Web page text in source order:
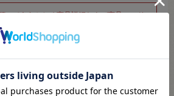
にてあらかじめ商品詳細および商品コード
ご注文いただけるページです。
び詳細は記載しておりません。
につきましてもご確認、ご了承の上、ご注
いいたします。